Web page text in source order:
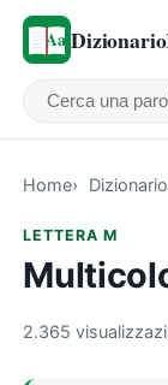
Cerca una
Home
LETTERA M
2.365